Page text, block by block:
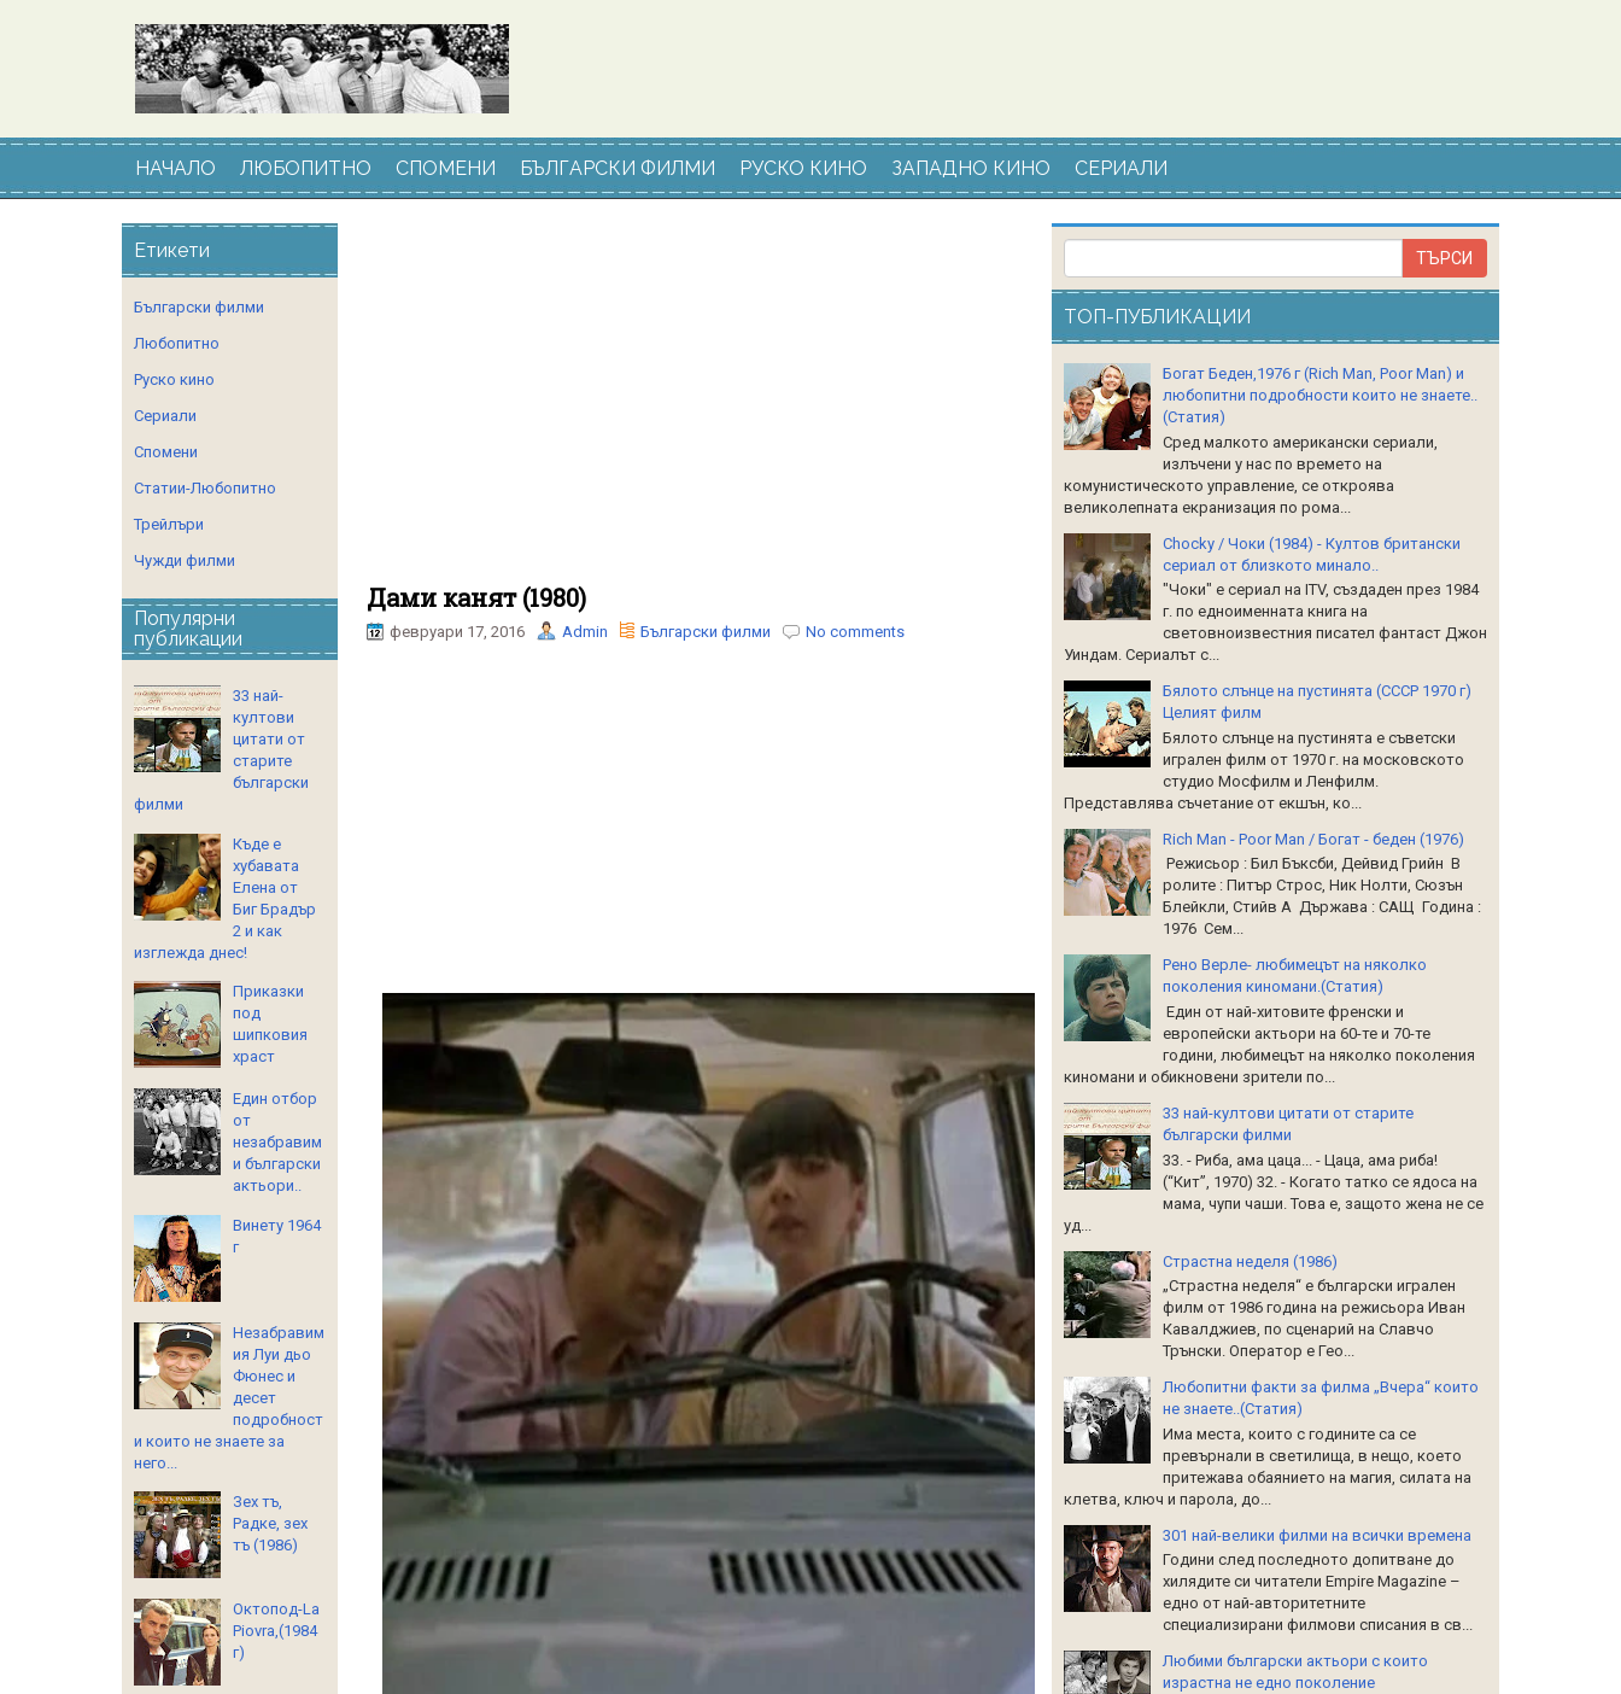
НАЧАЛО ЛЮБОПИТНО СПОМЕНИ БЪЛГАРСКИ ФИЛМИ РУСКО КИНО ЗАПАДНО КИНО СЕРИАЛИ
Дами канят (1980)
февруари 17, 2016 Admin Български филми No comments
Етикети
Български филми
Любопитно
Руско кино
Сериали
Спомени
Статии-Любопитно
Трейлъри
Чужди филми
Популярни
публикации
33 най-
култови
цитати от
старите
български
филми
Къде е
хубавата
Елена от
Биг Брадър
2 и как
изглежда днес!
Приказки
под
шипковия
храст
Един отбор
от
незабравим
и български
актьори..
Винету 1964
г
Незабравим
ия Луи дьо
Фюнес и
десет
подробност
и които не знаете за
него...
Зех тъ,
Радке, зех
тъ (1986)
Октопод-La
Piovra,(1984
г)
ТОП-ПУБЛИКАЦИИ
Богат Беден,1976 г (Rich Man, Poor Man) и
любопитни подробности които не знаете..
(Статия)
Сред малкото американски сериали,
излъчени у нас по времето на
комунистическото управление, се откроява
великолепната екранизация по рома...
Chocky / Чоки (1984) - Култов британски
сериал от близкото минало..
"Чоки" е сериал на ITV, създаден през 1984
г. по едноименната книга на
световноизвестния писател фантаст Джон
Уиндам. Сериалът с...
Бялото слънце на пустинята (СССР 1970 г)
Целият филм
Бялото слънце на пустинята е съветски
игрален филм от 1970 г. на московското
студио Мосфилм и Ленфилм.
Представлява съчетание от екшън, ко...
Rich Man - Poor Man / Богат - беден (1976)
Режисьор : Бил Бъксби, Дейвид Грийн В
ролите : Питър Строс, Ник Нолти, Сюзън
Блейкли, Стийв А Държава : САЩ Година :
1976 Сем...
Рено Верле- любимецът на няколко
поколения киномани.(Статия)
Един от най-хитовите френски и
европейски актьори на 60-те и 70-те
години, любимецът на няколко поколения
киномани и обикновени зрители по...
33 най-култови цитати от старите
български филми
33. - Риба, ама цаца... - Цаца, ама риба!
(“Кит”, 1970) 32. - Когато татко се ядоса на
мама, чупи чаши. Това е, защото жена не се
уд...
Страстна неделя (1986)
„Страстна неделя“ е български игрален
филм от 1986 година на режисьора Иван
Кавалджиев, по сценарий на Славчо
Трънски. Оператор е Гео...
Любопитни факти за филма „Вчера“ които
не знаете..(Статия)
Има места, които с годините са се
превърнали в светилища, в нещо, което
притежава обаянието на магия, силата на
клетва, ключ и парола, до...
301 най-велики филми на всички времена
Години след последното допитване до
хилядите си читатели Empire Magazine –
едно от най-авторитетните
специализирани филмови списания в св...
Любими български актьори с които
израстна не едно поколение